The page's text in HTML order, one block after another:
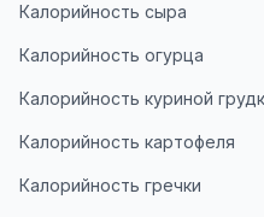
Калорийность сыра
Калорийность огурца
Калорийность куриной
Калорийность картофеля
Калорийность гречки